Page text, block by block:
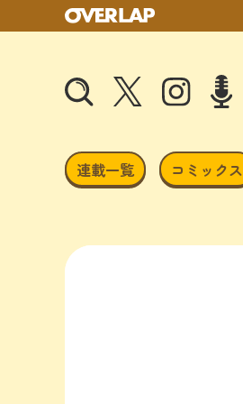
連載一覧 コミックス